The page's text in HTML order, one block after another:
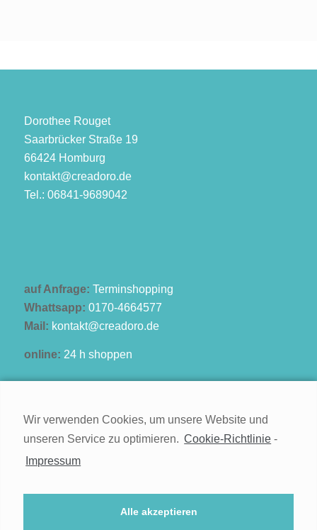
Dorothee Rouget
Saarbrücker Straße 19
66424 Homburg
kontakt@creadoro.de
Tel.: 06841-9689042
auf Anfrage: Terminshopping
Whattsapp: 0170-4664577
Mail: kontakt@creadoro.de
online: 24 h shoppen
Widerruf
Wir verwenden Cookies, um unsere Website und
unseren Service zu optimieren. Cookie-Richtlinie -
Impressum
Alle akzeptieren